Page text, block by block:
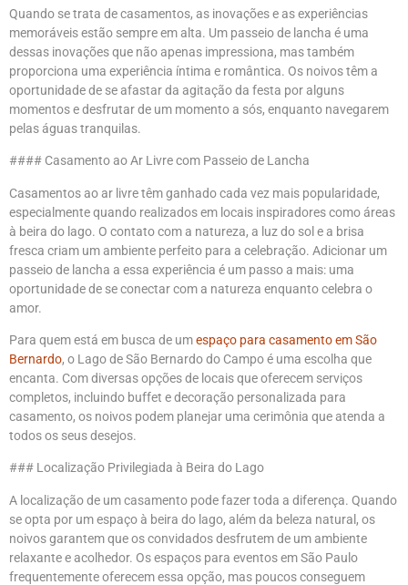
Quando se trata de casamentos, as inovações e as experiências
memoráveis estão sempre em alta. Um passeio de lancha é uma
dessas inovações que não apenas impressiona, mas também
proporciona uma experiência íntima e romântica. Os noivos têm a
oportunidade de se afastar da agitação da festa por alguns
momentos e desfrutar de um momento a sós, enquanto navegarem
pelas águas tranquilas.
#### Casamento ao Ar Livre com Passeio de Lancha
Casamentos ao ar livre têm ganhado cada vez mais popularidade,
especialmente quando realizados em locais inspiradores como áreas
à beira do lago. O contato com a natureza, a luz do sol e a brisa
fresca criam um ambiente perfeito para a celebração. Adicionar um
passeio de lancha a essa experiência é um passo a mais: uma
oportunidade de se conectar com a natureza enquanto celebra o
amor.
Para quem está em busca de umespaço para casamento em São
Bernardo, o Lago de São Bernardo do Campo é uma escolha que
encanta. Com diversas opções de locais que oferecem serviços
completos, incluindo buffet e decoração personalizada para
casamento, os noivos podem planejar uma cerimônia que atenda a
todos os seus desejos.
### Localização Privilegiada à Beira do Lago
A localização de um casamento pode fazer toda a diferença. Quando
se opta por um espaço à beira do lago, além da beleza natural, os
noivos garantem que os convidados desfrutem de um ambiente
relaxante e acolhedor. Os espaços para eventos em São Paulo
frequentemente oferecem essa opção, mas poucos conseguem